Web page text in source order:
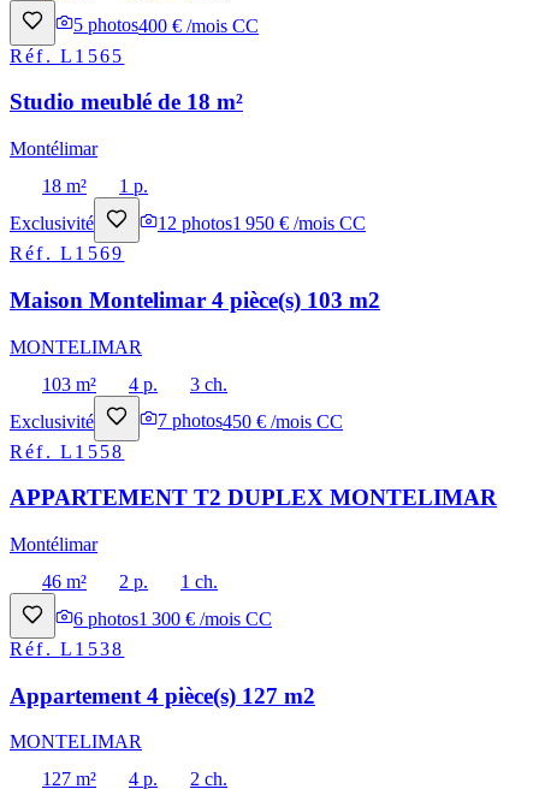
5 photos400 € /mois CC
Réf.L1565
Studio meublé de 18 m²
Montélimar
18 m²
1 p.
Exclusivité
12 photos1 950 € /mois CC
Réf.L1569
Maison Montelimar 4 pièce(s) 103 m2
MONTELIMAR
103 m²
4 p.
3 ch.
Exclusivité
7 photos450 € /mois CC
Réf.L1558
APPARTEMENT T2 DUPLEX MONTELIMAR
Montélimar
46 m²
2 p.
1 ch.
6 photos1 300 € /mois CC
Réf.L1538
Appartement 4 pièce(s) 127 m2
MONTELIMAR
127 m²
4 p.
2 ch.